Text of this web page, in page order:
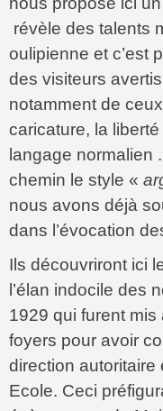
révèle des talents
oulipienne et c’est
des visiteurs
notamment de
caricature, la
langage
chemin le style «
nous avons déjà
dans l’évocation
Ils découvriront ici
l’élan indocile des
1929 qui furent
foyers pour avoir
direction autoritaire
Ecole. Ceci